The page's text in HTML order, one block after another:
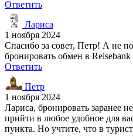
Ответить
Лариса
1 ноября 2024
Спасибо за совет, Петр! А не
бронировать обмен в
Ответить
Петр
1 ноября 2024
Лариса, бронировать заранее
прийти в любое удобное для
пункта. Но учтите, что в